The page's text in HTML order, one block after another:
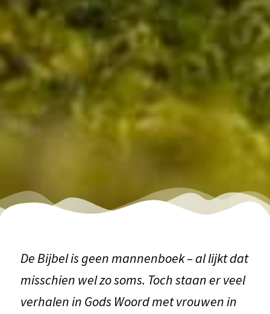
De Bijbel is geen mannenboek – al lijkt dat
misschien wel zo soms. Toch staan er veel
verhalen in Gods Woord met vrouwen in